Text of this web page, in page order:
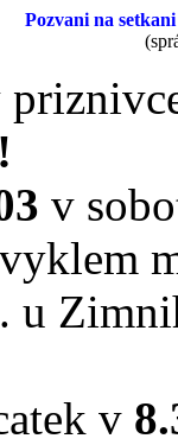
Pozvani na
v
u
v